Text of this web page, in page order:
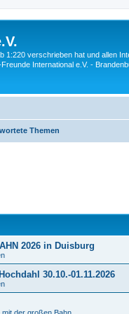
verschrieben hat und allen
International e.V. -
Themen
2026 in Duisburg
30.10.-01.11.2026
der großen Bahn